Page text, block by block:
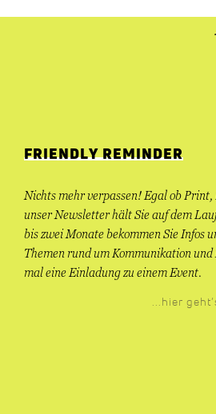
FRIENDLY REMINDER
Nichts mehr verpassen! Egal ob
unser Newsletter hält Sie auf dem
bis zwei Monate bekommen Sie Infos
Themen rund um Kommunikation
mal eine Einladung zu einem Event.
...hier